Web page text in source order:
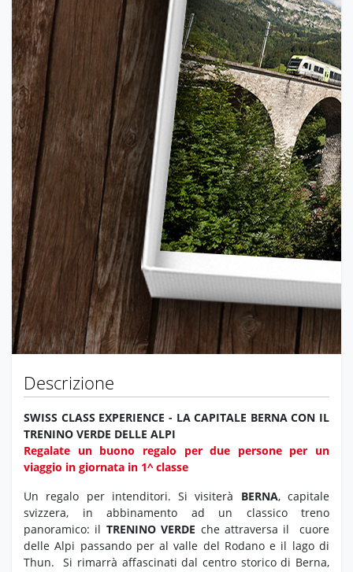
Descrizione
SWISS CLASS EXPERIENCE - LA CAPITALE BERNA CON IL
TRENINO VERDE DELLE ALPI
Regalate un buono regalo per due persone per un
viaggio in giornata in 1^ classe
Un regalo per intenditori. Si visiterà BERNA, capitale
svizzera, in abbinamento ad un classico treno
panoramico: il TRENINO VERDE che attraversa il cuore
delle Alpi passando per al valle del Rodano e il lago di
Thun.
Si rimarrà affascinati dal centro storico di Berna,